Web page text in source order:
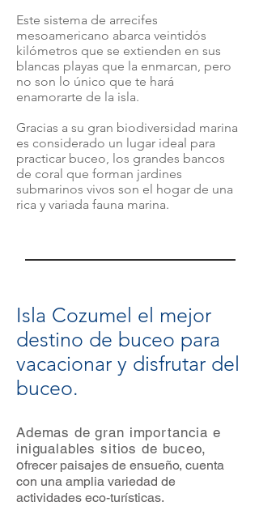
Este sistema de arrecifes
mesoamericano abarca veintidós
kilómetros que se extienden en sus
blancas playas que la enmarcan, pero
no son lo único que te hará
enamorarte de la isla.
Gracias a su gran biodiversidad marina
es considerado un lugar ideal para
practicar buceo, los grandes bancos
de coral que forman jardines
submarinos vivos son el hogar de una
rica y variada fauna marina.
Isla Cozumel el mejor
destino de buceo para
vacacionar y disfrutar del
buceo.
Ademas de gran importancia e
inigualables sitios de buceo,
ofrecer paisajes de ensueño, cuenta
con una amplia variedad de
actividades eco-turísticas.